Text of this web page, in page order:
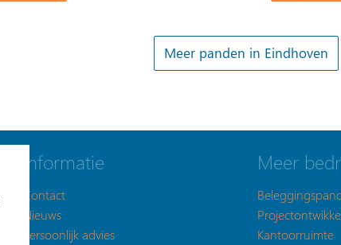
Meer panden in Eindhoven
Informatie
Contact
Nieuws
Persoonlijk advies
Meer
Kantoorruimte